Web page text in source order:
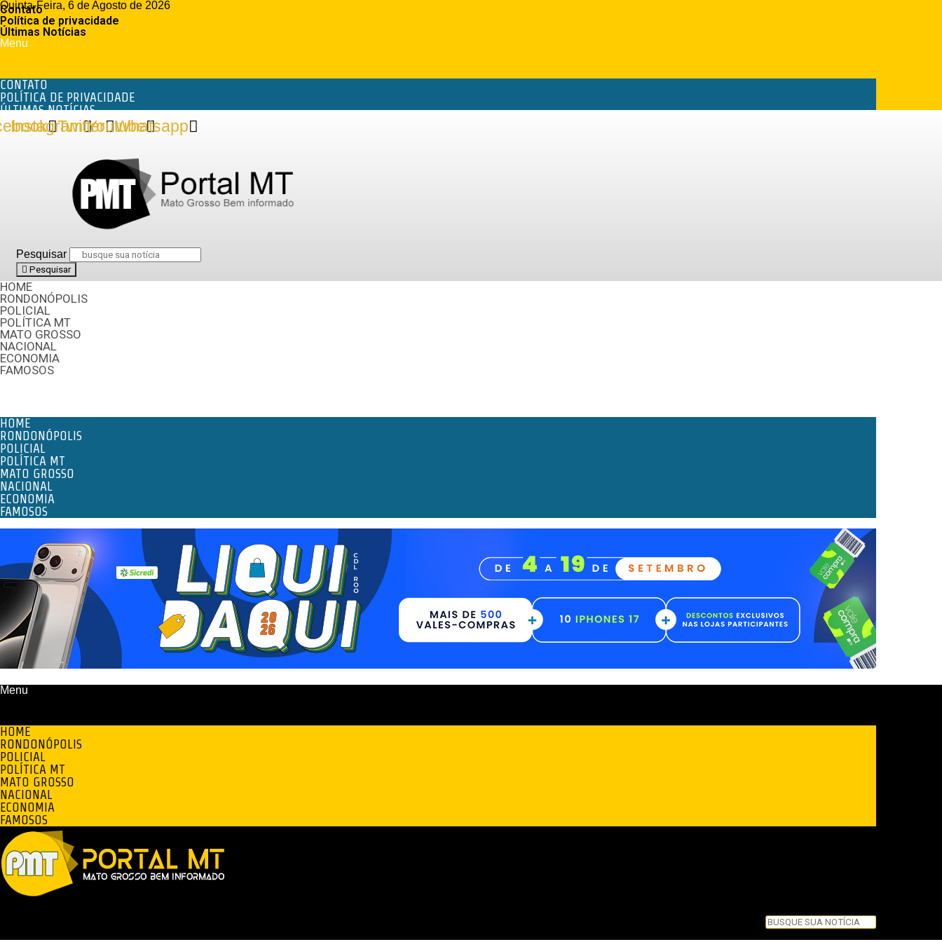
Quinta-Feira, 6 de Agosto de 2026
Contato
Política de privacidade
Últimas Notícias
Menu
CONTATO
POLÍTICA DE PRIVACIDADE
ÚLTIMAS NOTÍCIAS
InstagramTwitterYoutube
Whatsapp
Pesquisar
Pesquisar
HOME
RONDONÓPOLIS
POLICIAL
POLÍTICA MT
MATO GROSSO
NACIONAL
ECONOMIA
FAMOSOS
HOME
RONDONÓPOLIS
POLICIAL
POLÍTICA MT
MATO GROSSO
NACIONAL
ECONOMIA
FAMOSOS
Menu
HOME
RONDONÓPOLIS
POLICIAL
POLÍTICA MT
MATO GROSSO
NACIONAL
ECONOMIA
FAMOSOS